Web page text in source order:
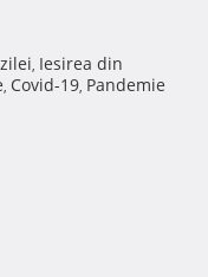
, Iesirea din
, Covid-19, Pandemie